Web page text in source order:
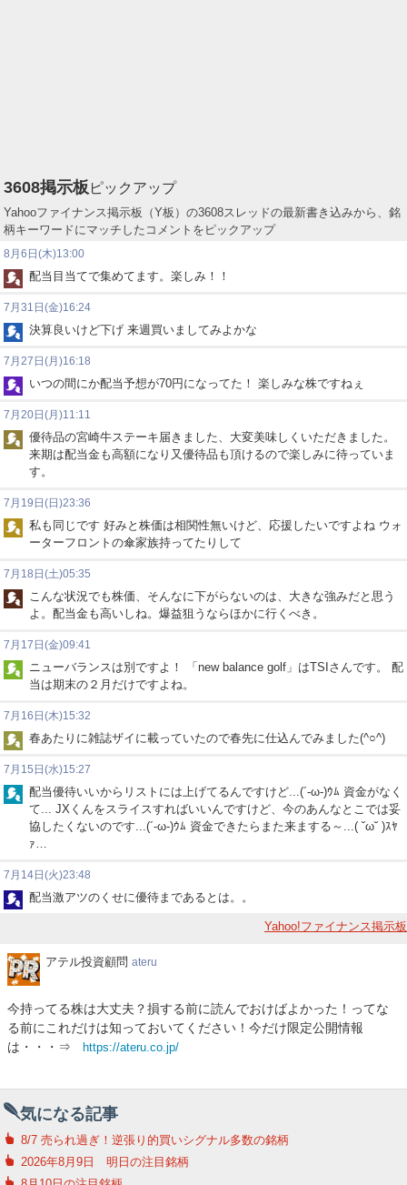
3608掲示板 ピックアップ
Yahooファイナンス掲示板（Y板）の3608スレッドの最新書き込みから、銘
柄キーワードにマッチしたコメントをピックアップ
8月6日(木)13:00
配当目当てで集めてます。楽しみ！！
7月31日(金)16:24
決算良いけど下げ 来週買いましてみよかな
7月27日(月)16:18
いつの間にか配当予想が70円になってた！ 楽しみな株ですねぇ
7月20日(月)11:11
優待品の宮崎牛ステーキ届きました、大変美味しくいただきました。
来期は配当金も高額になり又優待品も頂けるので楽しみに待っていま
す。
7月19日(日)23:36
私も同じです 好みと株価は相関性無いけど、応援したいですよね ウォ
ーターフロントの傘家族持ってたりして
7月18日(土)05:35
こんな状況でも株価、そんなに下がらないのは、大きな強みだと思う
よ。配当金も高いしね。爆益狙うならほかに行くべき。
7月17日(金)09:41
ニューバランスは別ですよ！ 「new balance golf」はTSIさんです。 配
当は期末の２月だけですよね。
7月16日(木)15:32
春あたりに雑誌ザイに載っていたので春先に仕込んでみました(^○^)
7月15日(水)15:27
配当優待いいからリストには上げてるんですけど...(´-ω-)ｳﾑ 資金がなく
て... JXくんをスライスすればいいんですけど、今のあんなとこでは妥
協したくないのです...(´-ω-)ｳﾑ 資金できたらまた来まする～...( ˘ω˘ )ｽﾔ
ｧ…
7月14日(火)23:48
配当激アツのくせに優待まであるとは。。
Yahoo!ファイナンス掲示板
ア
投
資
顧
アテル投資顧問 ateru
今持ってる株は大丈夫？損する前に読んでおけばよかった！ってな
る前にこれだけは知っておいてください！今だけ限定公開情報
は・・・⇒
https://ateru.co.jp/
気になる記事
8/7 売られ過ぎ！逆張り的買いシグナル多数の銘柄
2026年8月9日 明日の注目銘柄